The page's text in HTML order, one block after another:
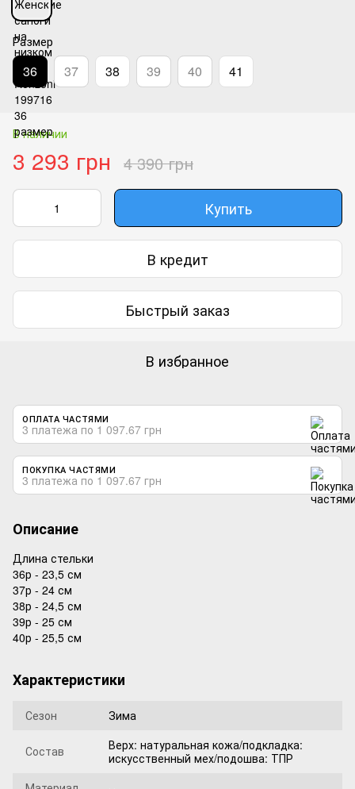
Размер
36 37 38 39 40 41
В наличии
3 293 грн 4 390 грн
Купить
В кредит
Быстрый заказ
В избранное
ОПЛАТА ЧАСТЯМИ
3 платежа по 1 097.67 грн
ПОКУПКА ЧАСТЯМИ
3 платежа по 1 097.67 грн
Описание
Длина стельки
36р - 23,5 см
37р - 24 см
38р - 24,5 см
39р - 25 см
40р - 25,5 см
Характеристики
Сезон Зима
Состав
Верх: натуральная кожа/подкладка:
искусственный мех/подошва: ТПР